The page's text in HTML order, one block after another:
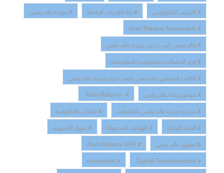
# التدريب التكنولوجي
# بناء القدرات الرقمية
# جريدة عالم رقمي
# Alam Rakamy Newspaper
# خالد حسن رئيس تحرير جريدة عالم رقمي
# وزير الاتصالات وتكنولوجيا المعلومات
# الكاتب الصحفي خالد حسن رئيس تحرير جريدة عالم رقمي
# موقع جريدة عالم رقمي
# Alam Rakamy
# مبادرة جريدة عالم رقمي بالجامعات
# الالعاب الالكترونية
# البنية التحتية
# الهواتف المحمولة
# سوق الكمبيوتر
# تطبيق عالم رقمي
# Alam Rakamy APP
# Digital Transformation
# innovation